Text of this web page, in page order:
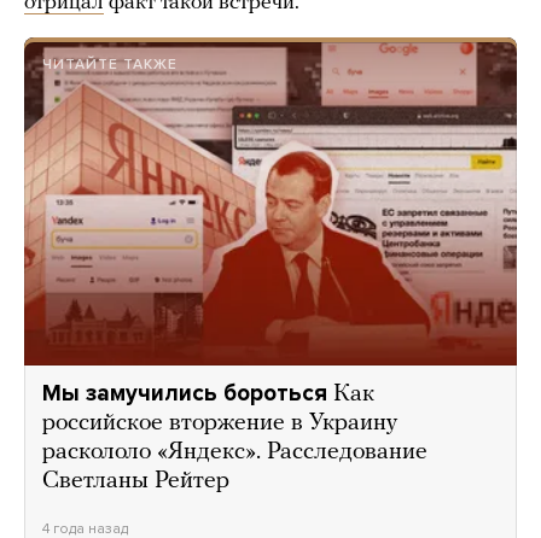
ЧИТАЙТЕ ТАКЖЕ
Мы замучились бороться Как
российское вторжение в Украину
раскололо «Яндекс». Расследование
Светланы Рейтер
4 года назад